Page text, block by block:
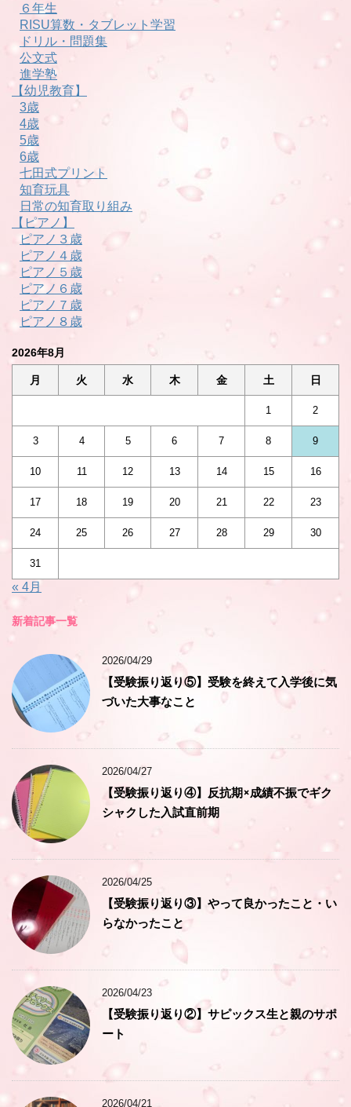
６年生
RISU算数・タブレット学習
ドリル・問題集
公文式
進学塾
【幼児教育】
3歳
4歳
5歳
6歳
七田式プリント
知育玩具
日常の知育取り組み
【ピアノ】
ピアノ３歳
ピアノ４歳
ピアノ５歳
ピアノ６歳
ピアノ７歳
ピアノ８歳
2026年8月
月 火 水 木 金 土 日
1 2
3 4 5 6 7 8 9
10 11 12 13 14 15 16
17 18 19 20 21 22 23
24 25 26 27 28 29 30
31
« 4月
新着記事一覧
2026/04/29
【受験振り返り⑤】受験を終えて入学後に気
づいた大事なこと
2026/04/27
【受験振り返り④】反抗期×成績不振でギク
シャクした入試直前期
2026/04/25
【受験振り返り③】やって良かったこと・い
らなかったこと
2026/04/23
【受験振り返り②】サピックス生と親のサポ
ート
2026/04/21